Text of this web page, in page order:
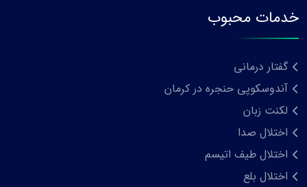
خدمات محبوب
گفتار درمانی
آندوسکوپی حنجره در کرمان
لکنت زبان
اختلال صدا
اختلال طیف اتیسم
اختلال بلع